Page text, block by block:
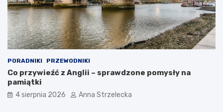
PORADNIKI PRZEWODNIKI
Co przywieźć z Anglii – sprawdzone pomysły na
pamiątki
4 sierpnia 2026 Anna Strzelecka